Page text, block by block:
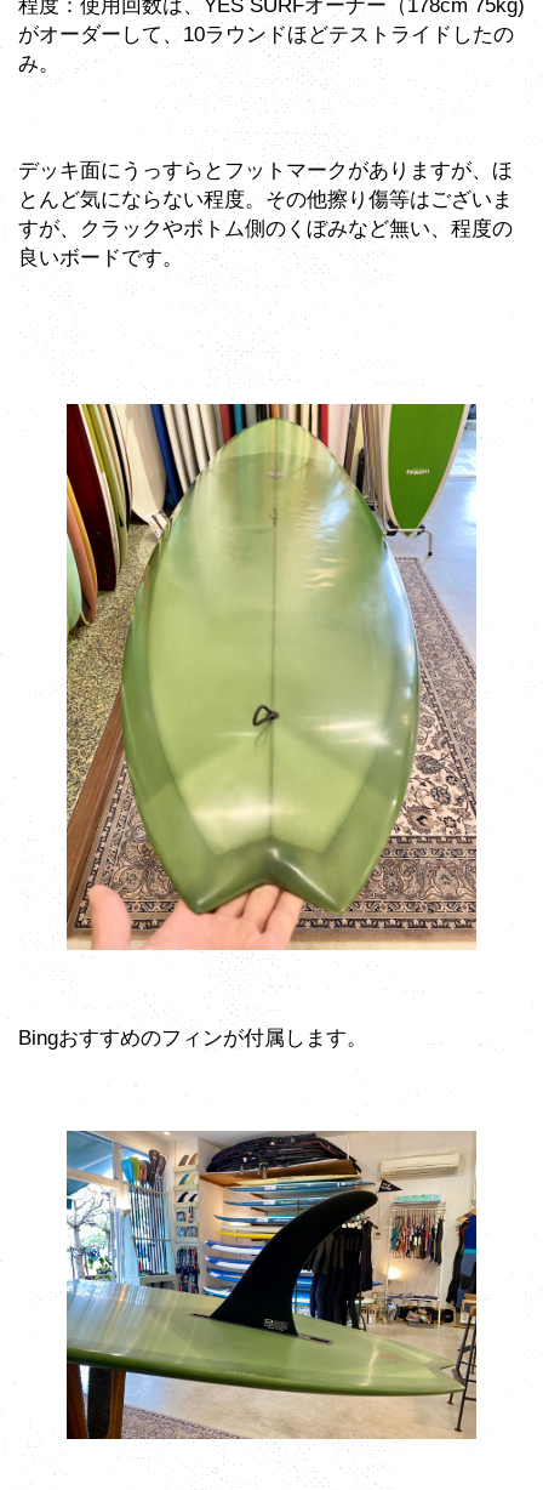
程度：使用回数は、YES SURFオーナー（178cm 75kg)
がオーダーして、10ラウンドほどテストライドしたの
み。
デッキ面にうっすらとフットマークがありますが、ほ
とんど気にならない程度。その他擦り傷等はございま
すが、クラックやボトム側のくぼみなど無い、程度の
良いボードです。
Bingおすすめのフィンが付属します。